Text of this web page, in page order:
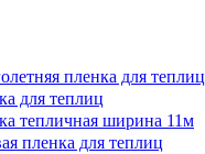
пленка для теплиц
для теплиц
тепличная ширина 11м
пленка для теплиц